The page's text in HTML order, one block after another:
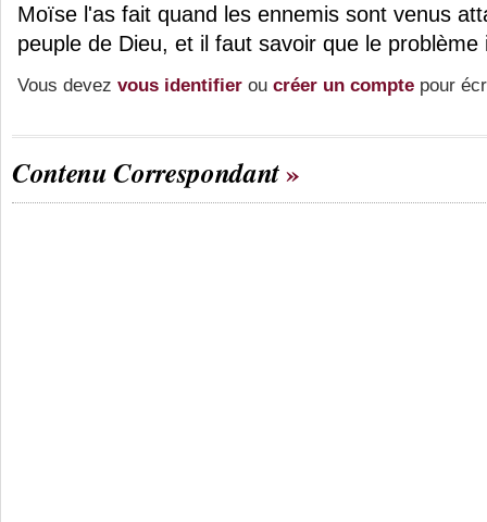
Moïse l'as fait quand les ennemis sont venus
peuple de Dieu, et il faut savoir que le
Vous devez vous identifier ou créer un compte pour
Contenu Correspondant